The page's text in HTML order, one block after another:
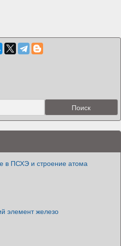
в ПСХЭ и строение атома
элемент железо